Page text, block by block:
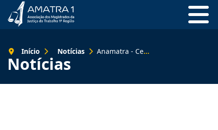
Notícias
Início Notícias Anamatra - Centro de Formação da OIT abre curso de normas internacionais de trabalho para magistrados e docentes